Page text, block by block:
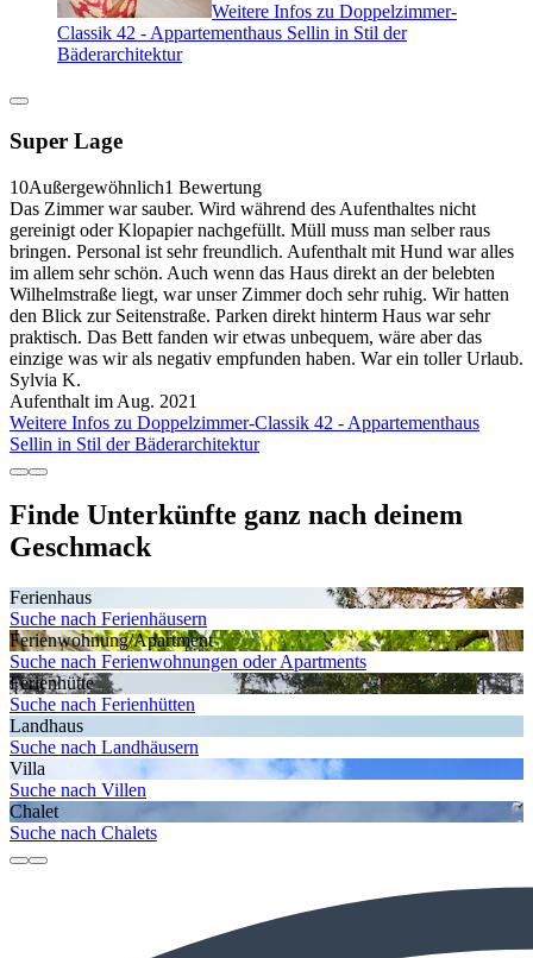
Weitere Infos zu Doppelzimmer-
Classik 42 - Appartementhaus Sellin in Stil der
Bäderarchitektur
Super Lage
10Außergewöhnlich1 Bewertung
Das Zimmer war sauber. Wird während des Aufenthaltes nicht
gereinigt oder Klopapier nachgefüllt. Müll muss man selber raus
bringen. Personal ist sehr freundlich. Aufenthalt mit Hund war alles
im allem sehr schön. Auch wenn das Haus direkt an der belebten
Wilhelmstraße liegt, war unser Zimmer doch sehr ruhig. Wir hatten
den Blick zur Seitenstraße. Parken direkt hinterm Haus war sehr
praktisch. Das Bett fanden wir etwas unbequem, wäre aber das
einzige was wir als negativ empfunden haben. War ein toller Urlaub.
Sylvia K.
Aufenthalt im Aug. 2021
Weitere Infos zu Doppelzimmer-Classik 42 - Appartementhaus
Sellin in Stil der Bäderarchitektur
Finde Unterkünfte ganz nach deinem
Geschmack
Ferienhaus
Suche nach Ferienhäusern
Ferienwohnung/Apartment
Suche nach Ferienwohnungen oder Apartments
Ferienhütte
Suche nach Ferienhütten
Landhaus
Suche nach Landhäusern
Villa
Suche nach Villen
Chalet
Suche nach Chalets